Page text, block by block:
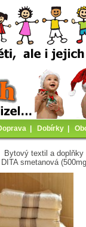
Dobírky
Bytový textil a doplňky
DITA smetanová